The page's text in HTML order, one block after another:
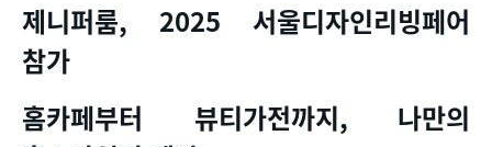
제니퍼룸, 2025 서울디자인리빙페어
참가
홈카페부터 뷰티가전까지, 나만의